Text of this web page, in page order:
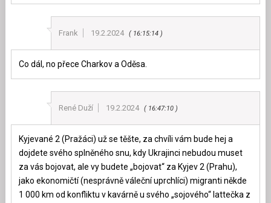
Frank 19.2.2024 16:15:14
Co dál, no přece Charkov a Oděsa.
René Duží 19.2.2024 16:47:10
Kyjevané 2 (Pražáci) už se těšte, za chvíli vám bude hej a
dojdete svého splněného snu, kdy Ukrajinci nebudou muset
za vás bojovat, ale vy budete „bojovat“ za Kyjev 2 (Prahu),
jako ekonomičtí (nesprávně váleční uprchlíci) migranti někde
1 000 km od konfliktu v kavárně u svého „sojového“ lattečka z